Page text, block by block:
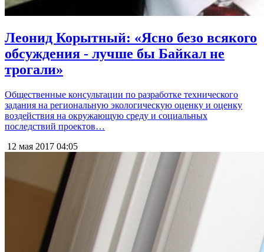
Леонид Корытный: «Ясно безо всякого
обсуждения - лучше бы Байкал не
трогали»
Общественные консультации по разработке технического
задания на региональную экологическую оценку и оценку
воздействия на окружающую среду и социальных
последствий проектов…
12 мая 2017 04:05